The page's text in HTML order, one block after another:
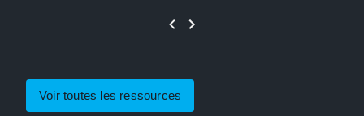
Voir toutes les ressources